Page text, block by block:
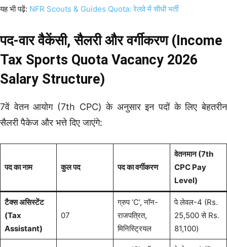
यह भी पढ़ें: NFR Scouts & Guides Quota: रेलवे में सीधी भर्ती
पद-वार वैकेंसी, सैलरी और वर्गीकरण (Income
Tax Sports Quota Vacancy 2026
Salary Structure)
7वें वेतन आयोग (7th CPC) के अनुसार इन पदों के लिए बेहतरीन
सैलरी पैकेज और भत्ते दिए जाएंगे:
पद का नाम कुल पद पद का वर्गीकरण
वेतनमान (7th
CPC Pay
Level)
टैक्स असिस्टेंट
(Tax
Assistant)
07
ग्रुप ‘C’, नॉन-
राजपत्रित,
मिनिस्ट्रियल
पे लेवल-4 (Rs.
25,500 से Rs.
81,100)